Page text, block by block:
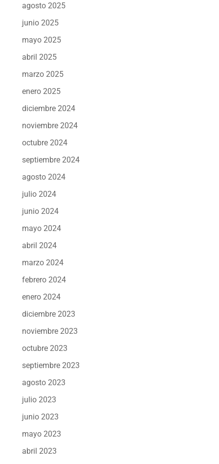
agosto 2025
junio 2025
mayo 2025
abril 2025
marzo 2025
enero 2025
diciembre 2024
noviembre 2024
octubre 2024
septiembre 2024
agosto 2024
julio 2024
junio 2024
mayo 2024
abril 2024
marzo 2024
febrero 2024
enero 2024
diciembre 2023
noviembre 2023
octubre 2023
septiembre 2023
agosto 2023
julio 2023
junio 2023
mayo 2023
abril 2023